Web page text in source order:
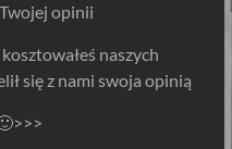
opinii
naszych
się z nami swoja opinią
>>>